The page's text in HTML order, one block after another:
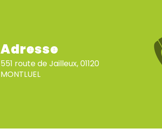
Adresse
551 route de Jailleux, 01120
MONTLUEL